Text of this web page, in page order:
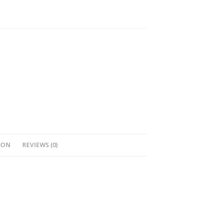
REVIEWS (0)